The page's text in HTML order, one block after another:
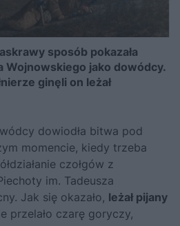
sposób pokazała
Wojnowskiego jako dowódcy.
ginęli on leżał
dowiodła bitwa pod
momencie, kiedy trzeba
czołgów z
im. Tadeusza
Jak się okazało, leżał pijany
przelało czarę goryczy,